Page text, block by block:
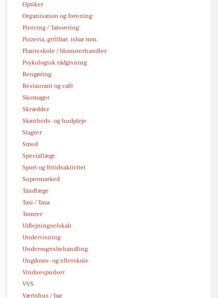
Optiker
Organisation og forening
Piercing / Tatovering
Pizzeria, grillbar, isbar mm.
Planteskole / blomsterhandler
Psykologisk rådgivning
Rengøring
Restaurant og café
Skomager
Skrædder
Skønheds- og hudpleje
Slagter
Smed
Speciallæge
Sport og fritidsaktivitet
Supermarked
Tandlæge
Taxi / Taxa
Tømrer
Udlejningselskab
Undervisning
Undervognsbehandling
Ungdoms- og efterskole
Vinduespudser
VVS
Værtshus / bar